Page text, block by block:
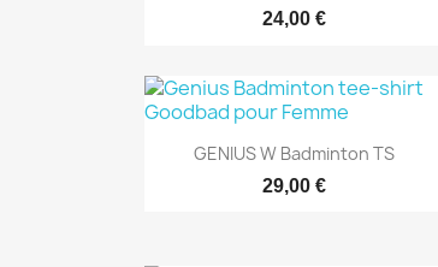
24,00 €
 Aperçu rapide
GENIUS W Badminton TS
29,00 €